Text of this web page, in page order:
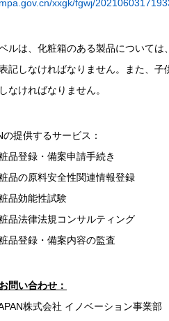
xxgk/fgwj/
ルは、化粧箱のある製品について
記しなければなりません。また、
なければなりません。
提供するサービス：
品登録・備案申請手続き
品の原料安全性関連情報登録
品効能性試験
品法律法規コンサルティング
品登録・備案内容の監査
問い合わせ：
株式会社 イノベーション事業部